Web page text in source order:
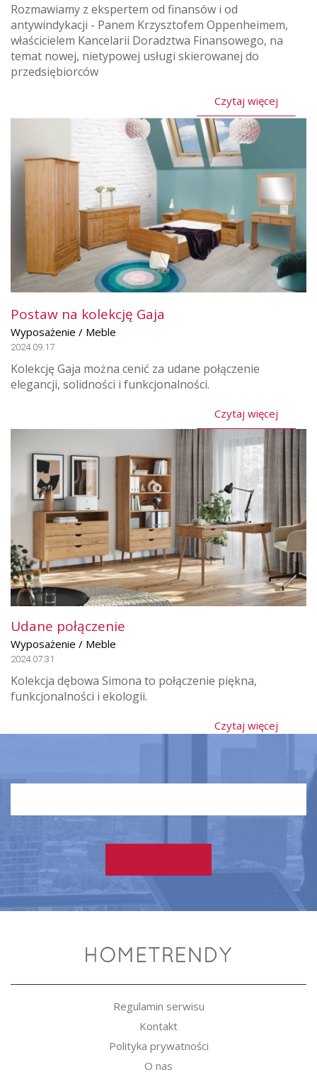
Rozmawiamy z ekspertem od finansów i od
antywindykacji - Panem Krzysztofem Oppenheimem,
właścicielem Kancelarii Doradztwa Finansowego, na
temat nowej, nietypowej usługi skierowanej do
przedsiębiorców
Czytaj więcej
Postaw na kolekcję Gaja
Wyposażenie / Meble
2024.09.17
Kolekcję Gaja można cenić za udane połączenie
elegancji, solidności i funkcjonalności.
Czytaj więcej
Udane połączenie
Wyposażenie / Meble
2024.07.31
Kolekcja dębowa Simona to połączenie piękna,
funkcjonalności i ekologii.
Czytaj więcej
Regulamin serwisu
Kontakt
Polityka prywatności
O nas